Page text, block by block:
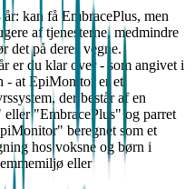
kan få EmbracePlus, men
af tjenesterne, medmindre
det på deres vegne.
er du klar over - som angivet i
- at EpiMonitor er et
der består af en
"EmbracePlus" og parret
beregnet som et
hos voksne og børn i
eller